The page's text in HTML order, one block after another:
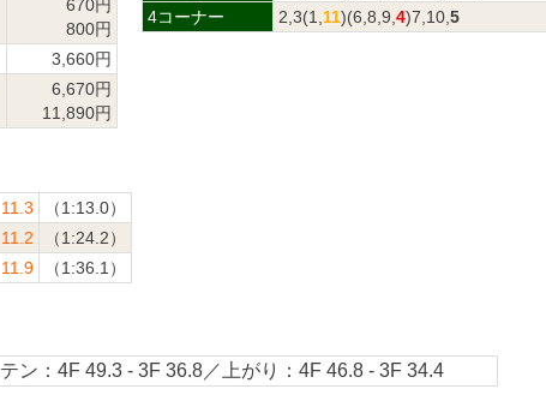
670円
800円
3,660円
6,670円
11,890円
4コーナー
2,3(1, 11)(6,8,9, 4)7,10, 5
11.3
（1:13.0）
11.2
（1:24.2）
11.9 （1:36.1）
テン：4F 49.3 - 3F 36.8／上がり：4F 46.8 - 3F 34.4